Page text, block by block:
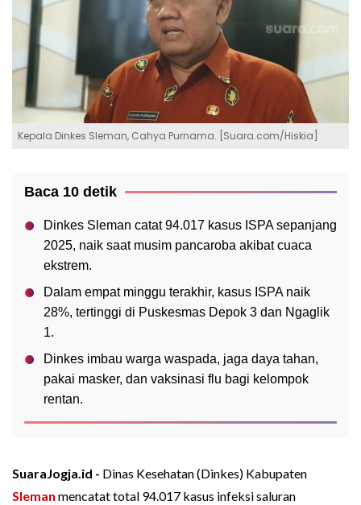
Kepala Dinkes Sleman, Cahya Purnama. [Suara.com/Hiskia]
Baca 10 detik
Dinkes Sleman catat 94.017 kasus ISPA sepanjang
2025, naik saat musim pancaroba akibat cuaca
ekstrem.
Dalam empat minggu terakhir, kasus ISPA naik
28%, tertinggi di Puskesmas Depok 3 dan Ngaglik
1.
Dinkes imbau warga waspada, jaga daya tahan,
pakai masker, dan vaksinasi flu bagi kelompok
rentan.
SuaraJogja.id - Dinas Kesehatan (Dinkes) Kabupaten
Sleman mencatat total 94.017 kasus infeksi saluran